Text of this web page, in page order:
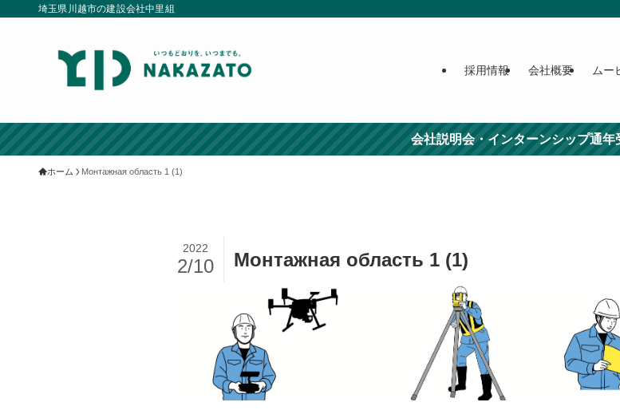
埼玉県川越市の建設会社中里組
採用情報 会社概要 ムー
会社説明会・インターンシップ通年
ホーム Монтажная область 1 (1)
Монтажная область 1 (1)
2022
2/10